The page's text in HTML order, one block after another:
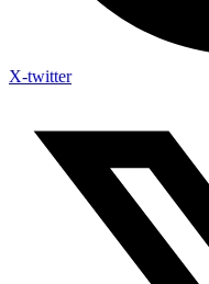
X-twitter